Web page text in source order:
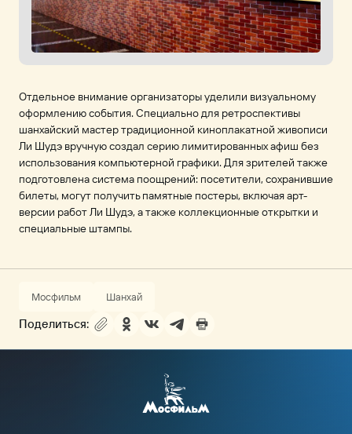
Отдельное внимание организаторы уделили визуальному
оформлению события. Специально для ретроспективы
шанхайский мастер традиционной киноплакатной живописи
Ли Шудэ вручную создал серию лимитированных афиш без
использования компьютерной графики. Для зрителей также
подготовлена система поощрений: посетители, сохранившие
билеты, могут получить памятные постеры, включая арт-
версии работ Ли Шудэ, а также коллекционные открытки и
специальные штампы.
Мосфильм Шанхай
Поделиться: